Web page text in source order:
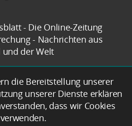
- Die Online-Zeitung
- Nachrichten aus
und der Welt
die Bereitstellung unserer
unserer Dienste erklären
dass wir Cookies
verwenden.